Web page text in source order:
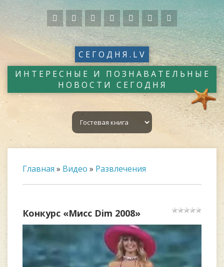
СЕГОДНЯ.LV
ИНТЕРЕСНЫЕ И ПОЗНАВАТЕЛЬНЫЕ
НОВОСТИ СЕГОДНЯ
Главная » Видео » Развлечения
Конкурс «Мисс Dim 2008»